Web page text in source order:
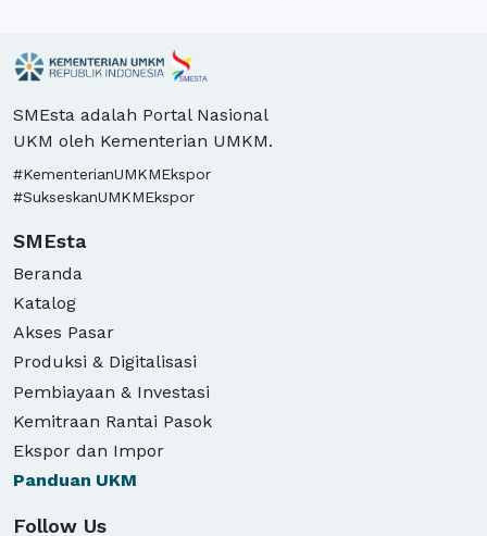
SMEsta adalah Portal Nasional
UKM oleh Kementerian UMKM.
#KementerianUMKMEkspor
#SukseskanUMKMEkspor
SMEsta
Beranda
Katalog
Akses Pasar
Produksi & Digitalisasi
Pembiayaan & Investasi
Kemitraan Rantai Pasok
Ekspor dan Impor
Panduan UKM
Follow Us